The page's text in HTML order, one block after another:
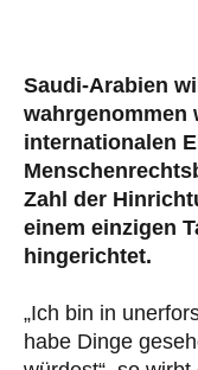
Saudi-Arabien
wahrgenommen
internationalen
Zahl der
einem einzigen
hingerichtet.
„Ich bin in
habe Dinge